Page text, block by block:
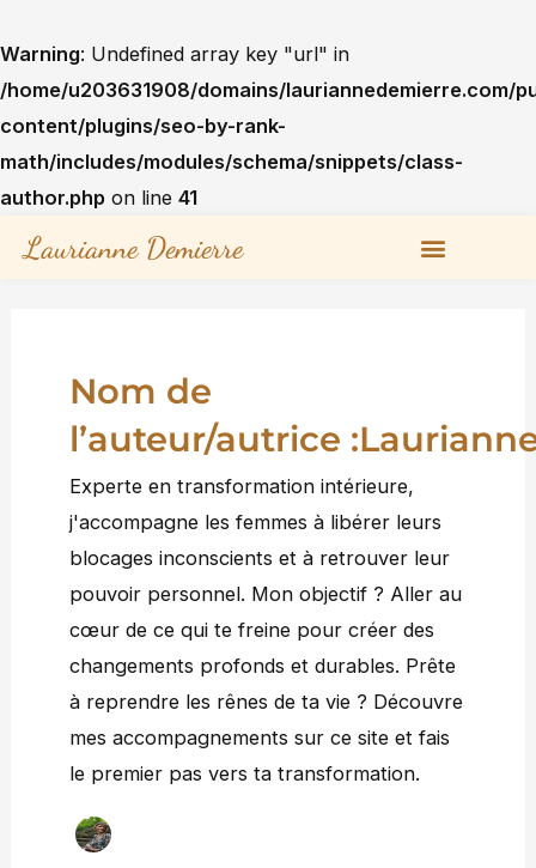
Warning: Undefined array key "url" in
/home/u203631908/domains/lauriannedemierre.com/
content/plugins/seo-by-rank-
math/includes/modules/schema/snippets/class-
author.php on line 41
au
contenu
Laurianne Demierre
Nom de
l’auteur/autrice
Experte en transformation intérieure,
j'accompagne les femmes à libérer leurs
blocages inconscients et à retrouver leur
pouvoir personnel. Mon objectif ? Aller au
cœur de ce qui te freine pour créer des
changements profonds et durables. Prête
à reprendre les rênes de ta vie ? Découvre
mes accompagnements sur ce site et fais
le premier pas vers ta transformation.